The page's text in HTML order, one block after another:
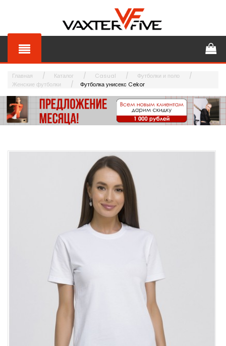
Главная Каталог Casual
Футболки и поло
Женские футболки
Футболка унисекс Cekor